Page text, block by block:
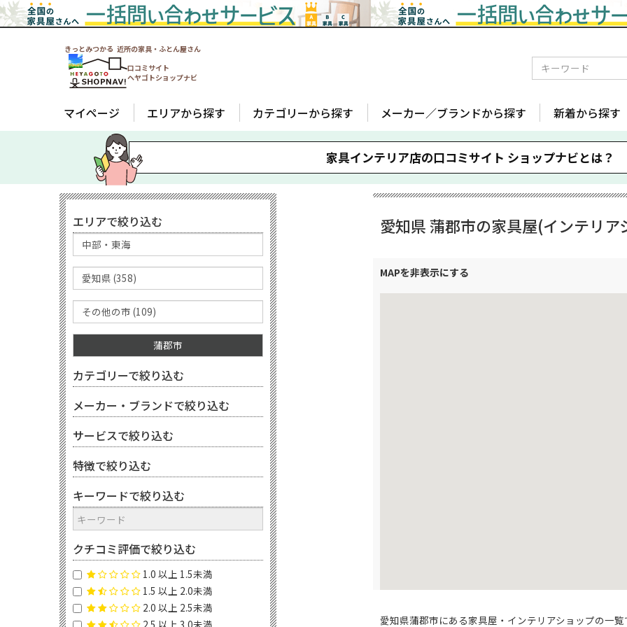
きっとみつかる 近所の家具・ふとん屋さん
口コミサイト
ヘヤゴトショップナビ
マイページ エリアから探す カテゴリーから探す メーカー／ブランドから探す 新着から探す
家具インテリア店の口コミサイト ショップナビとは？
愛知県 蒲郡市の家具屋(インテリ
愛知県蒲郡市にある家具屋・インテリアショップの一覧
エリアで絞り込む
蒲郡市
カテゴリーで絞り込む
メーカー・ブランドで絞り込む
サービスで絞り込む
特徴で絞り込む
キーワードで絞り込む
クチコミ評価で絞り込む
1.0 以上 1.5未満
1.5 以上 2.0未満
2.0 以上 2.5未満